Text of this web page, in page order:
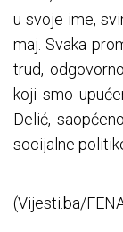
u svoje ime,
maj. Svaka
trud,
koji smo
Delić,
socijalne
(Vijesti.ba/